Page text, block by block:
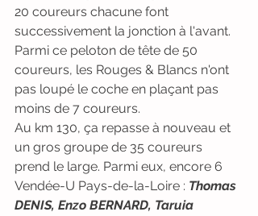
20 coureurs chacune font
successivement la jonction à l'avant.
Parmi ce peloton de tête de 50
coureurs, les Rouges & Blancs n'ont
pas loupé le coche en plaçant pas
moins de 7 coureurs.
Au km 130, ça repasse à nouveau et
un gros groupe de 35 coureurs
prend le large. Parmi eux, encore 6
Vendée-U Pays-de-la-Loire : Thomas
DENIS, Enzo BERNARD, Taruia